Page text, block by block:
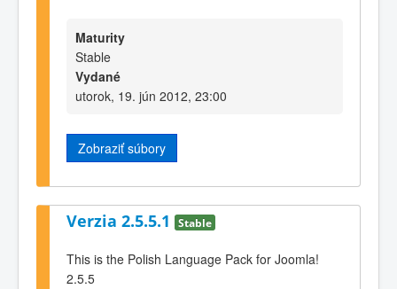
Maturity
Stable
Vydané
utorok, 19. jún 2012, 23:00
Zobraziť súbory
Verzia 2.5.5.1 Stable
This is the Polish Language Pack for Joomla!
2.5.5